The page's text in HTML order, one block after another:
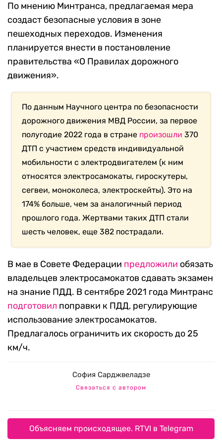
По мнению Минтранса, предлагаемая мера
создаст безопасные условия в зоне
пешеходных переходов. Изменения
планируется внести в постановление
правительства «О Правилах дорожного
движения».
По данным Научного центра по безопасности
дорожного движения МВД России, за первое
полугодие 2022 года в стране произошли 370
ДТП с участием средств индивидуальной
мобильности с электродвигателем (к ним
относятся электросамокаты, гироскутеры,
сегвеи, моноколеса, электроскейты). Это на
174% больше, чем за аналогичный период
прошлого года. Жертвами таких ДТП стали
шесть человек, еще 382 пострадали.
В мае в Совете Федерации предложили обязать
владельцев электросамокатов сдавать экзамен
на знание ПДД. В сентябре 2021 года Минтранс
подготовил поправки к ПДД, регулирующие
использование электросамокатов.
Предлагалось ограничить их скорость до 25
км/ч.
София Сарджвеладзе
Связаться с автором
Объясняем происходящее. RTVI в Telegram